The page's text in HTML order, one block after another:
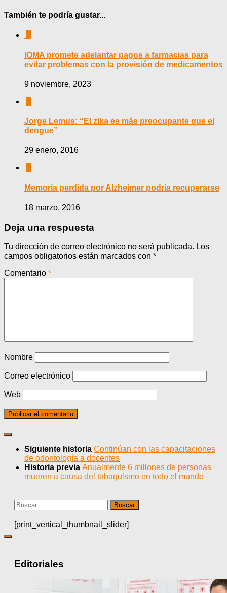
También te podría gustar...
IOMA promete adelantar pagos a farmacias para
evitar problemas con la provisión de medicamentos
9 noviembre, 2023
Jorge Lemus: “El zika es más preocupante que el
dengue”
29 enero, 2016
Memoria perdida por Alzheimer podría recuperarse
18 marzo, 2016
Deja una respuesta
Tu dirección de correo electrónico no será publicada. Los
campos obligatorios están marcados con *
Comentario *
Nombre
Correo electrónico
Web
Siguiente historia Continúan con las capacitaciones
de odontología a docentes
Historia previa Anualmente 6 millones de personas
mueren a causa del tabaquismo en todo el mundo
Buscar:
[print_vertical_thumbnail_slider]
Editoriales